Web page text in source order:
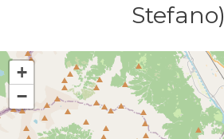
Stefano)
+
−